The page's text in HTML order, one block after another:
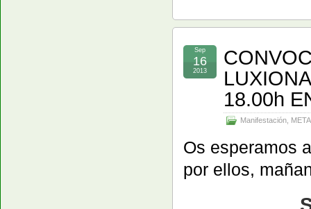
18.00h
Manifestación
Sep
16
2013
Os esperamos
por ellos,